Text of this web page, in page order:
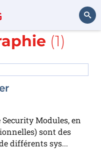
Rechercher
balise
AVR
(1)
Modules, en
sont des
différents sys...